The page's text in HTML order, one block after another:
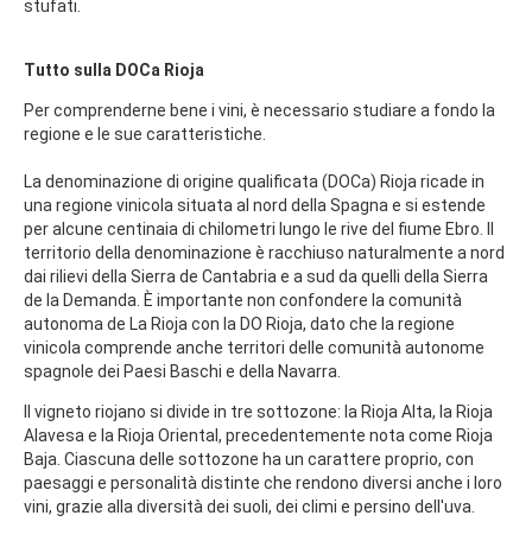
stufati.
Tutto sulla DOCa Rioja
Per comprenderne bene i vini, è necessario studiare a fondo la
regione e le sue caratteristiche.
La denominazione di origine qualificata (DOCa) Rioja ricade in
una regione vinicola situata al nord della Spagna e si estende
per alcune centinaia di chilometri lungo le rive del fiume Ebro. Il
territorio della denominazione è racchiuso naturalmente a nord
dai rilievi della Sierra de Cantabria e a sud da quelli della Sierra
de la Demanda. È importante non confondere la comunità
autonoma de La Rioja con la DO Rioja, dato che la regione
vinicola comprende anche territori delle comunità autonome
spagnole dei Paesi Baschi e della Navarra.
Il vigneto riojano si divide in tre sottozone: la Rioja Alta, la Rioja
Alavesa e la Rioja Oriental, precedentemente nota come Rioja
Baja. Ciascuna delle sottozone ha un carattere proprio, con
paesaggi e personalità distinte che rendono diversi anche i loro
vini, grazie alla diversità dei suoli, dei climi e persino dell'uva.